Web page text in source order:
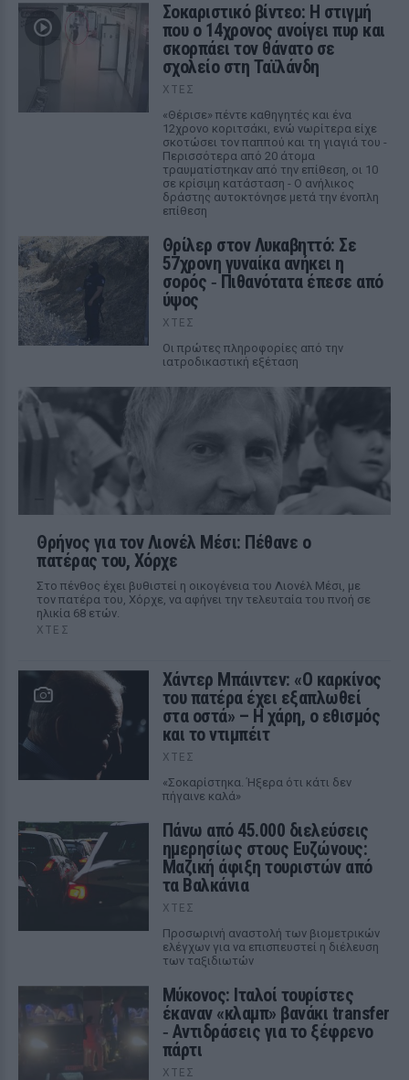
Σοκαριστικό βίντεο: Η στιγμή
που ο 14χρονος ανοίγει πυρ και
σκορπάει τον θάνατο σε
σχολείο στη Ταϊλάνδη
ΧΤΕΣ
«Θέρισε» πέντε καθηγητές και ένα
12χρονο κοριτσάκι, ενώ νωρίτερα είχε
σκοτώσει τον παππού και τη γιαγιά του -
Περισσότερα από 20 άτομα
τραυματίστηκαν από την επίθεση, οι 10
σε κρίσιμη κατάσταση - Ο ανήλικος
δράστης αυτοκτόνησε μετά την ένοπλη
επίθεση
Θρίλερ στον Λυκαβηττό: Σε
57χρονη γυναίκα ανήκει η
σορός ‑ Πιθανότατα έπεσε από
ύψος
ΧΤΕΣ
Οι πρώτες πληροφορίες από την
ιατροδικαστική εξέταση
Θρήνος για τον Λιονέλ Μέσι: Πέθανε ο
πατέρας του, Χόρχε
Στο πένθος έχει βυθιστεί η οικογένεια του Λιονέλ Μέσι, με
τον πατέρα του, Χόρχε, να αφήνει την τελευταία του πνοή σε
ηλικία 68 ετών.
ΧΤΕΣ
Χάντερ Μπάιντεν: «Ο καρκίνος
του πατέρα έχει εξαπλωθεί
στα οστά» – Η χάρη, ο εθισμός
και το ντιμπέιτ
ΧΤΕΣ
«Σοκαρίστηκα. Ήξερα ότι κάτι δεν
πήγαινε καλά»
Πάνω από 45.000 διελεύσεις
ημερησίως στους Ευζώνους:
Μαζική άφιξη τουριστών από
τα Βαλκάνια
ΧΤΕΣ
Προσωρινή αναστολή των βιομετρικών
ελέγχων για να επισπευστεί η διέλευση
των ταξιδιωτών
Μύκονος: Ιταλοί τουρίστες
έκαναν «κλαμπ» βανάκι transfer
‑ Αντιδράσεις για το ξέφρενο
πάρτι
ΧΤΕΣ